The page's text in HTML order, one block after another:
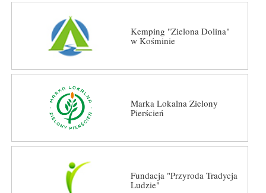
Kemping "Zielona Dolina"
w Kośminie
Marka Lokalna Zielony
Pierścień
Fundacja "Przyroda Tradycja
Ludzie"